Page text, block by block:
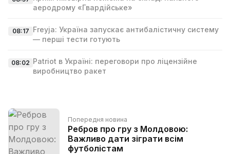
аеродрому «Гвардійське»
08:17 Freyja: Україна запускає антибалістичну систему
— перші тести готують
08:02 Patriot в Україні: переговори про ліцензійне
виробництво ракет
Попередня новина
Ребров про гру з Молдовою:
Важливо дати зіграти всім
футболістам